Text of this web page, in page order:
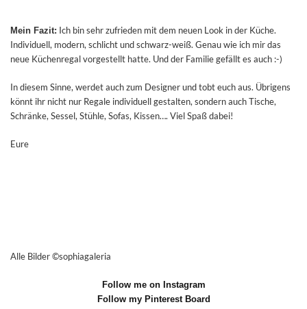
Mein Fazit: Ich bin sehr zufrieden mit dem neuen Look in der Küche.
Individuell, modern, schlicht und schwarz-weiß. Genau wie ich mir das
neue Küchenregal vorgestellt hatte. Und der Familie gefällt es auch :-)
In diesem Sinne, werdet auch zum Designer und tobt euch aus. Übrigens
könnt ihr nicht nur Regale individuell gestalten, sondern auch Tische,
Schränke, Sessel, Stühle, Sofas, Kissen…. Viel Spaß dabei!
Eure
Alle Bilder ©sophiagaleria
Follow me on Instagram
Follow my Pinterest Board